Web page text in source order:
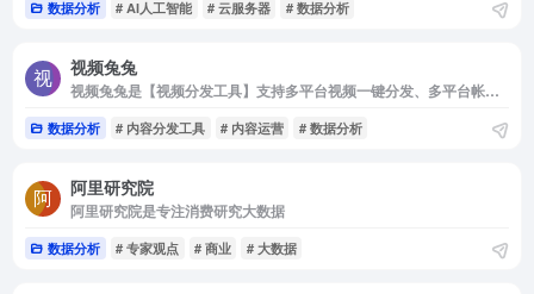
数据分析 # AI人工智能 # 云服务器 # 数据分析
视频兔兔
视频兔兔是【视频分发工具】支持多平台视频一键分发、多平台帐号管理及数据分析。
数据分析 # 内容分发工具 # 内容运营 # 数据分析
阿里研究院
阿里研究院是专注消费研究大数据
数据分析 # 专家观点 # 商业 # 大数据